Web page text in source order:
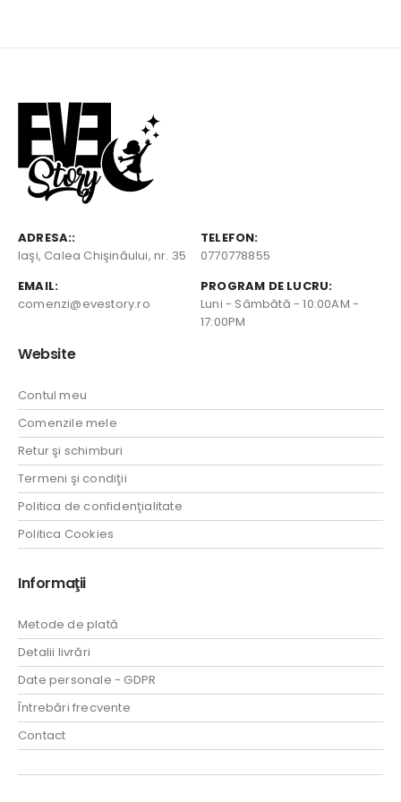
ADRESA::
Iaşi, Calea Chişinăului, nr. 35
TELEFON:
0770778855
EMAIL:
comenzi@evestory.ro
PROGRAM DE LUCRU:
Luni - Sâmbătă - 10:00AM -
17:00PM
Website
Contul meu
Comenzile mele
Retur şi schimburi
Termeni şi condiţii
Politica de confidenţialitate
Politica Cookies
Informaţii
Metode de plată
Detalii livrări
Date personale - GDPR
Întrebări frecvente
Contact